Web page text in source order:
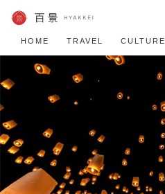
HOME TRAVEL CULTURE